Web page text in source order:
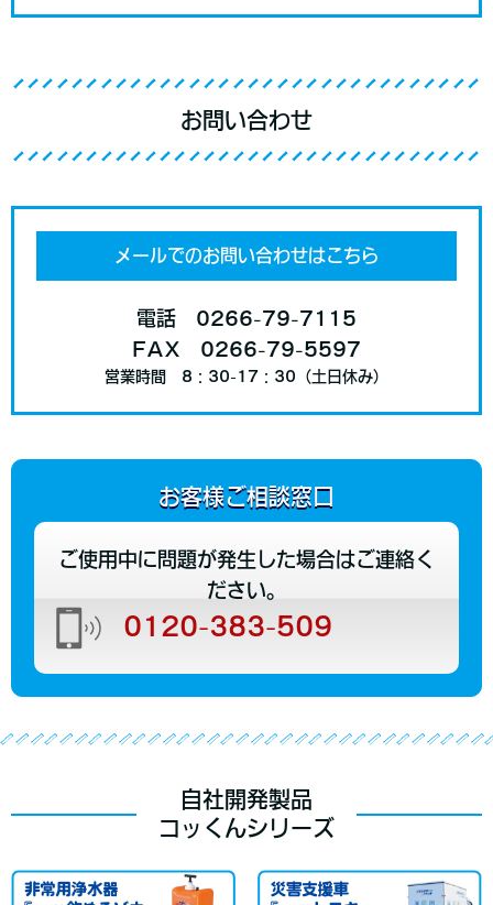
お問い合わせ
メールでのお問い合わせはこちら
電話 0266-79-7115
FAX 0266-79-5597
営業時間 8：30-17：30（土日休み）
お客様ご相談窓口
ご使用中に問題が発生した場合はご連絡く
ださい。
0120-383-509
自社開発製品
コッくんシリーズ